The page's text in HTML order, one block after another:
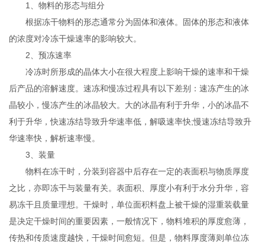
1、物料的形态与组分
根据冻干物料的形态通常分为固体和液体。固体的形态和液体
的浓度对冷冻干燥速率的影响较大。
2、预冻速率
冷冻时所形成的晶体大小在很大程度上影响干燥的速率和干燥
后产品的溶解速度。速冻和慢冻过程具有以下差别：速冻产生的冰
晶较小，慢冻产生的冰晶较大。大的冰晶有利于升华，小的冰晶不
利于升华，快速冻结导致升华速率低，解吸速率快;慢速冻结导致升
华速率快，解析速率慢。
3、装量
物料在冻干时，分装到容器中后存在一定的表面积与物质厚度
之比，亦即冻干与装量有关。表面积、厚度小有利于水分升华，容
易冻干且质量理想。干燥时，单位面积料盘上被干燥的湿重装载量
是决定干燥时间的重要因素，一般情况下，物料堆积的厚度愈薄，
传热和传质速度越快，干燥时间愈短。但是，物料厚度薄则单位冻